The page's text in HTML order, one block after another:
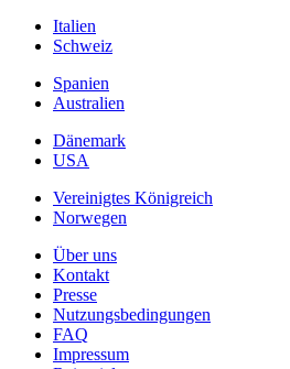
Italien
Schweiz
Spanien
Australien
Dänemark
USA
Vereinigtes Königreich
Norwegen
Über uns
Kontakt
Presse
Nutzungsbedingungen
FAQ
Impressum